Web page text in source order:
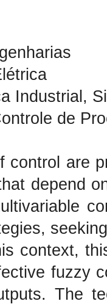
Industrial,
de
control are
depend
context,
fuzzy
The